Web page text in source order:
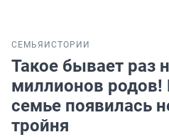
СЕМЬЯ ИСТОРИИ
Такое бывает раз
миллионов родов!
семье появилась
тройня